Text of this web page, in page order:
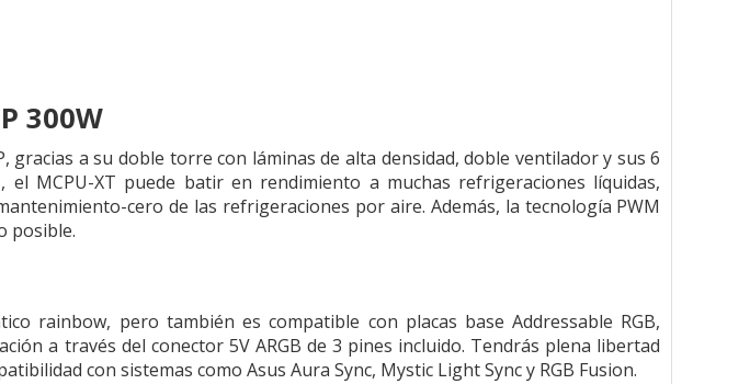
300W
gracias a su doble torre con láminas de alta densidad, doble ventilador y sus 6
MCPU-XT puede batir en rendimiento a muchas refrigeraciones líquidas,
cero de las refrigeraciones por aire. Además, la tecnología PWM
posible.
rainbow, pero también es compatible con placas base Addressable RGB,
a través del conector 5V ARGB de 3 pines incluido. Tendrás plena libertad
con sistemas como Asus Aura Sync, Mystic Light Sync y RGB Fusion.